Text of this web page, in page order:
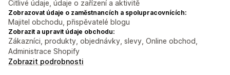
Citlivé údaje, údaje o zařízení a aktivitě
Zobrazovat údaje o zaměstnancích a spolupracovnících:
Majitel obchodu, přispěvatelé blogu
Zobrazit a upravit údaje obchodu:
Zákazníci, produkty, objednávky, slevy, Online obchod,
Administrace Shopify
Zobrazit podrobnosti